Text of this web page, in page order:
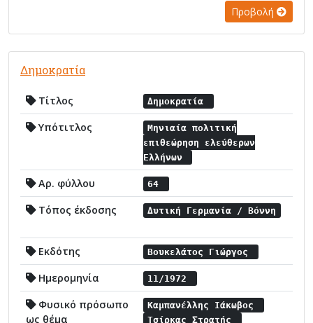
Προβολή
Δημοκρατία
Τίτλος Δημοκρατία
Υπότιτλος
Μηνιαία πολιτική
επιθεώρηση ελεύθερων
Ελλήνων
Αρ. φύλλου 64
Τόπος έκδοσης Δυτική Γερμανία / Βόννη
Εκδότης Βουκελάτος Γιώργος
Ημερομηνία 11/1972
Φυσικό πρόσωπο
ως θέμα
Καμπανέλλης Ιάκωβος
Τσίρκας Στρατής